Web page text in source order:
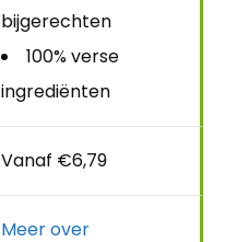
bijgerechten
100% verse
ingrediënten
Vanaf €6,79
Meer over